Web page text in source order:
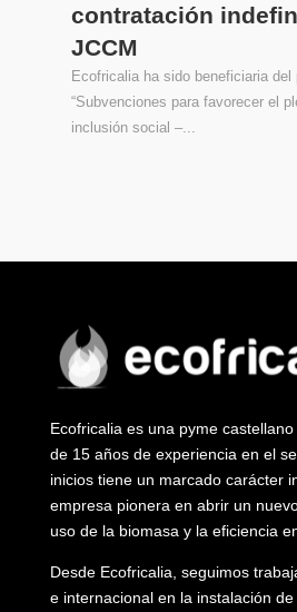
contratación
JCCM
Ecofricalia ha sido beneficiaria del
“Subvenciones para favorecer el
inclusión social –...
Ecofricalia es una pyme
de 15 años de experiencia en el
inicios tiene un marcado carácter
empresa pionera en abrir un
uso de la biomasa y la eficiencia
Desde Ecofricalia, seguimos
e internacional en la instalación